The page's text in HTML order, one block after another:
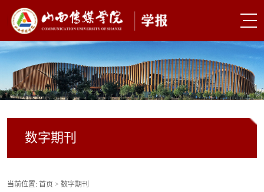
数字期刊
当前位置: 首页 > 数字期刊